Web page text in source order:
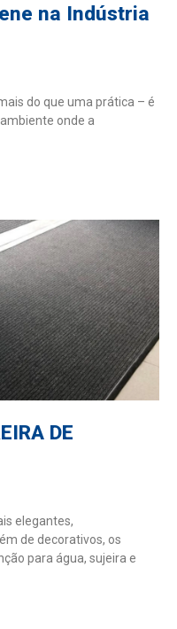
na Indústria
do que uma prática – é
onde a
DE
elegantes,
de decorativos, os
para água, sujeira e